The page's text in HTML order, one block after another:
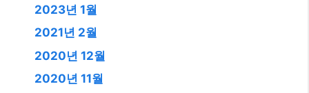
2023년 1월
2021년 2월
2020년 12월
2020년 11월